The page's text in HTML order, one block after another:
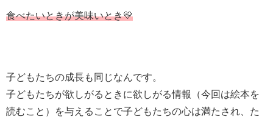
食べたいときが美味いとき💛
子どもたちの成長も同じなんです。
子どもたちが欲しがるときに欲しがる情報（今回は絵本を
読むこと）を与えることで子どもたちの心は満たされ、た